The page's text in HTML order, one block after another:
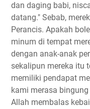
dan daging babi,
datang." Sebab,
Perancis. Apakah
minum di tempat
dengan anak-anak
sekalipun mereka itu
memiliki pendapat
kami merasa
Allah membalas